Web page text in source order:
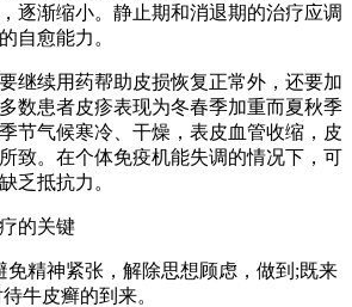
逐渐缩小。静止期和消退期的治疗应调
自愈能力。
继续用药帮助皮损恢复正常外，还要加
数患者皮疹表现为冬春季加重而夏秋季
节气候寒冷、干燥，表皮血管收缩，皮
致。在个体免疫机能失调的情况下，可
乏抵抗力。
的关键
免精神紧张，解除思想顾虑，做到;既来
牛皮癣的到来。